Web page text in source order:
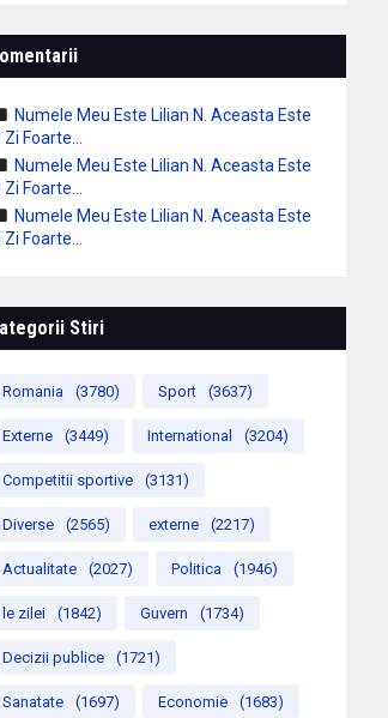
Numele Meu Este Lilian N. Aceasta Este
Zi Foarte...
Numele Meu Este Lilian N. Aceasta Este
Zi Foarte...
Numele Meu Este Lilian N. Aceasta Este
Zi Foarte...
Stiri
Romania (3780) Sport (3637)
Externe (3449) International (3204)
Competitii sportive (3131)
Diverse (2565) externe (2217)
Actualitate (2027) Politica (1946)
le zilei (1842) Guvern (1734)
Decizii publice (1721)
Sanatate (1697) Economie (1683)